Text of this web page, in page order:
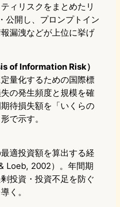
ィリスクをまとめたリ
公開し、プロンプトイン
漏洩などが上位に挙げ
of Information Risk）
量化するための国際標
の発生頻度と規模を確
待損失額を「いくらの
で示す。
適投資額を算出する経
Loeb, 2002）。年間期
投資・投資不足を防ぐ
く。